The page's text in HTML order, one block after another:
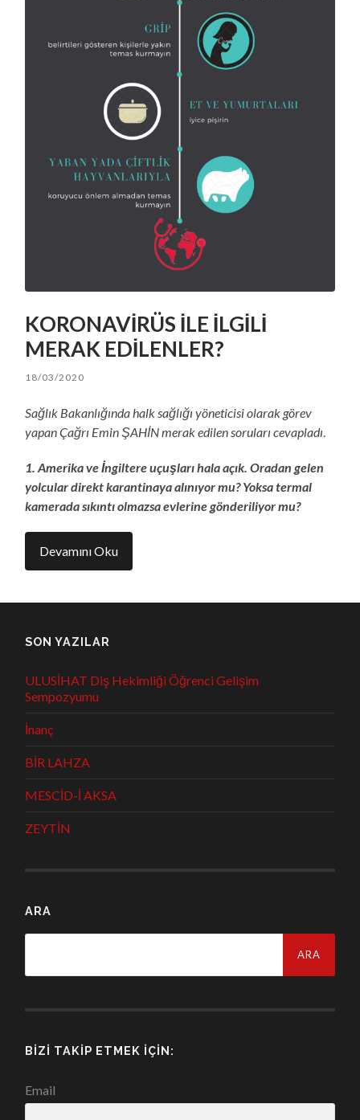
KORONAVİRÜS İLE İLGİLİ
MERAK EDİLENLER?
18/03/2020
Sağlık Bakanlığında halk sağlığı yöneticisi olarak görev
yapan Çağrı Emin ŞAHİN merak edilen soruları cevapladı.
1. Amerika ve İngiltere uçuşları hala açık. Oradan gelen
yolcular direkt karantinaya alınıyor mu? Yoksa termal
kamerada sıkıntı olmazsa evlerine gönderiliyor mu?
Devamını Oku
SON YAZILAR
ULUSİHAT Diş Hekimliği Öğrenci Gelişim
Sempozyumu
İnanç
BİR LAHZA
MESCİD-İ AKSA
ZEYTİN
ARA
BIZI TAKIP ETMEK İÇIN:
Email